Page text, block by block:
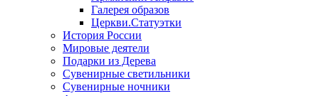
Галерея образов
Церкви.Статуэтки
История России
Мировые деятели
Подарки из Дерева
Сувенирные светильники
Сувенирные ночники